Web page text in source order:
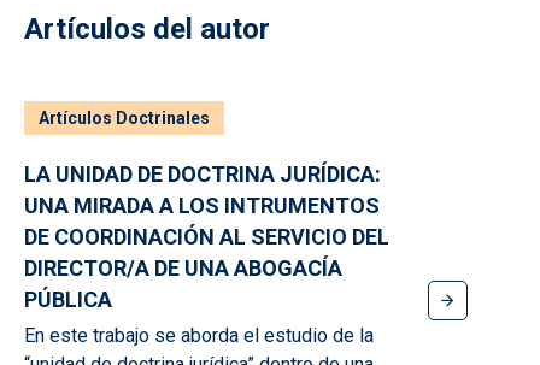
Artículos del autor
Artículos Doctrinales
LA UNIDAD DE DOCTRINA JURÍDICA:
UNA MIRADA A LOS INTRUMENTOS
DE COORDINACIÓN AL SERVICIO DEL
DIRECTOR/A DE UNA ABOGACÍA
PÚBLICA
En este trabajo se aborda el estudio de la